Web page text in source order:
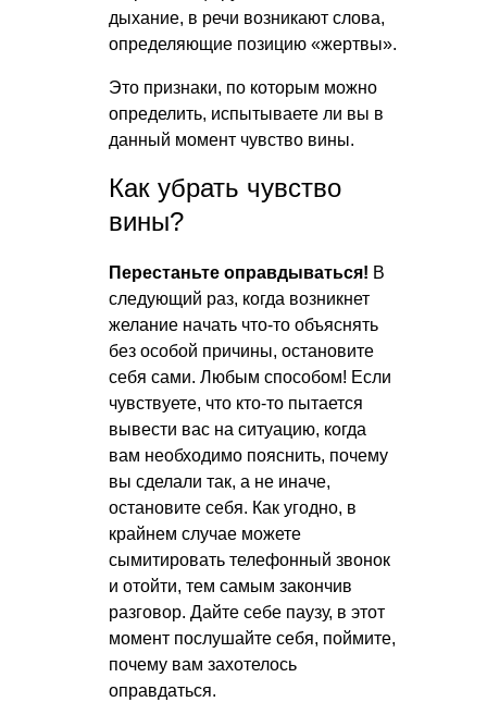
дыхание, в речи возникают слова,
определяющие позицию «жертвы».
Это признаки, по которым можно
определить, испытываете ли вы в
данный момент чувство вины.
Как убрать чувство
вины?
Перестаньте оправдываться! В
следующий раз, когда возникнет
желание начать что-то объяснять
без особой причины, остановите
себя сами. Любым способом! Если
чувствуете, что кто-то пытается
вывести вас на ситуацию, когда
вам необходимо пояснить, почему
вы сделали так, а не иначе,
остановите себя. Как угодно, в
крайнем случае можете
сымитировать телефонный звонок
и отойти, тем самым закончив
разговор. Дайте себе паузу, в этот
момент послушайте себя, поймите,
почему вам захотелось
оправдаться.